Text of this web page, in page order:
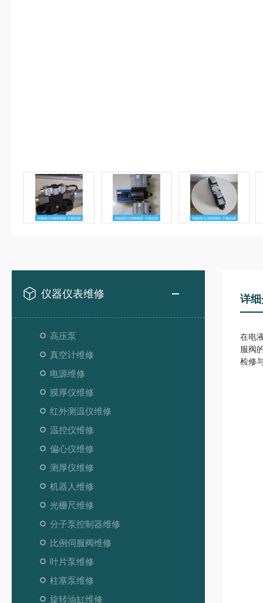
仪器仪表维修
高压泵
真空计维修
电源维修
膜厚仪维修
红外测温仪维修
温控仪维修
偏心仪维修
测厚仪维修
机器人维修
光栅尺维修
分子泵控制器维修
比例伺服阀维修
叶片泵维修
柱塞泵维修
旋转油缸维修
详
在电
服阀
检修